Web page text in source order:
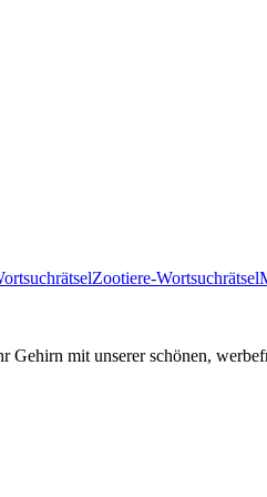
Zootiere-Wortsuchrätsel
mit unserer schönen,